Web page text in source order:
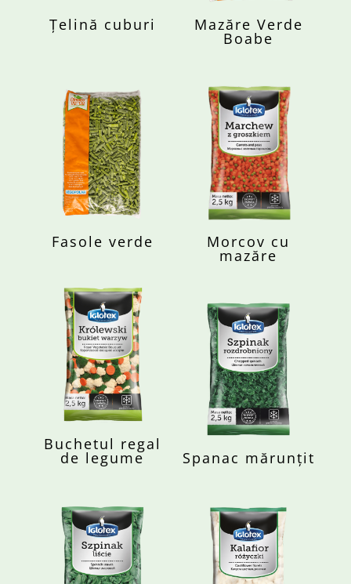
Țelină cuburi Mazăre Verde
Boabe
Fasole verde Morcov cu
mazăre
Buchetul regal
de legume Spanac mărunțit